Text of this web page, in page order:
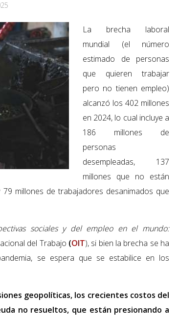
La brecha laboral
mundial (el número
estimado de personas
que quieren trabajar
pero no tienen empleo)
alcanzó los 402 millones
en 2024, lo cual incluye a
186 millones de
personas
desempleadas, 137
millones que no están
millones de trabajadores desanimados que
sociales y del empleo en el mundo:
del Trabajo (OIT), si bien la brecha se ha
se espera que se estabilice en los
geopolíticas, los crecientes costos del
no resueltos, que están presionando a